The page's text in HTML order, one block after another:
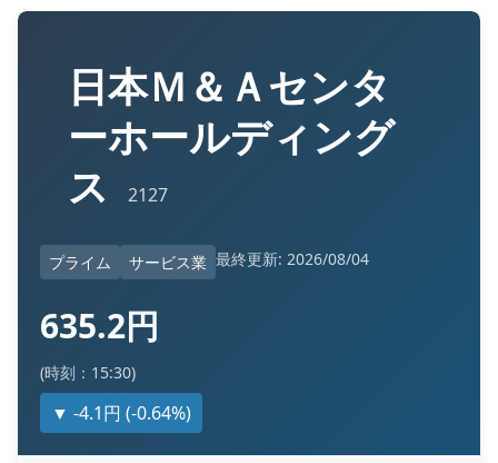
日本Ｍ＆Ａセンタ
ーホールディング
ス
2127
プライム サービス業 最終更新: 2026/08/04
635.2円
(時刻：15:30)
▼ -4.1円 (-0.64%)